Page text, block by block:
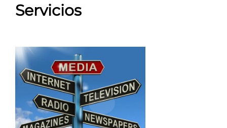
Servicios